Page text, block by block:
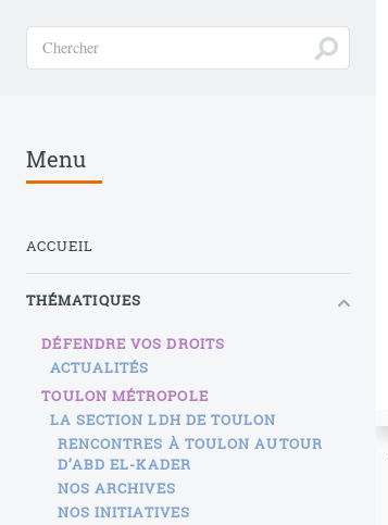
Menu
ACCUEIL
THÉMATIQUES
DÉFENDRE VOS DROITS
ACTUALITÉS
TOULON MÉTROPOLE
LA SECTION LDH DE TOULON
RENCONTRES À TOULON AUTOUR
D’ABD EL-KADER
NOS ARCHIVES
NOS INITIATIVES